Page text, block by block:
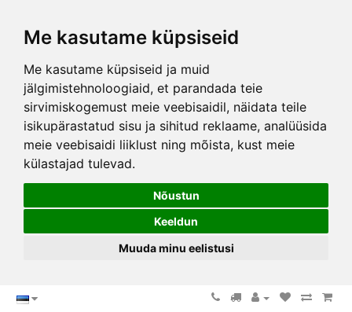
Me kasutame küpsiseid
Me kasutame küpsiseid ja muid
jälgimistehnoloogiaid, et parandada teie
sirvimiskogemust meie veebisaidil, näidata teile
isikupärastatud sisu ja sihitud reklaame, analüüsida
meie veebisaidi liiklust ning mõista, kust meie
külastajad tulevad.
Nõustun
Keeldun
Muuda minu eelistusi